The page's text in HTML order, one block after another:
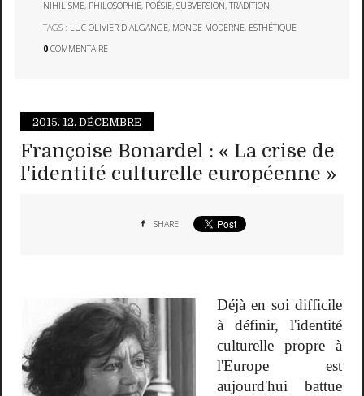
NIHILISME, PHILOSOPHIE, POÉSIE,SUBVERSION,TRADITION
TAGS : LUC-OLIVIER D'ALGANGE, MONDE MODERNE, ESTHÉTIQUE
0 COMMENTAIRE
2015. 12. DÉCEMBRE
Françoise Bonardel : « La crise de
l'identité culturelle européenne »
SHARE
Déjà en soi difficile
à définir, l'identité
culturelle propre à
l'Europe est
aujourd'hui battue